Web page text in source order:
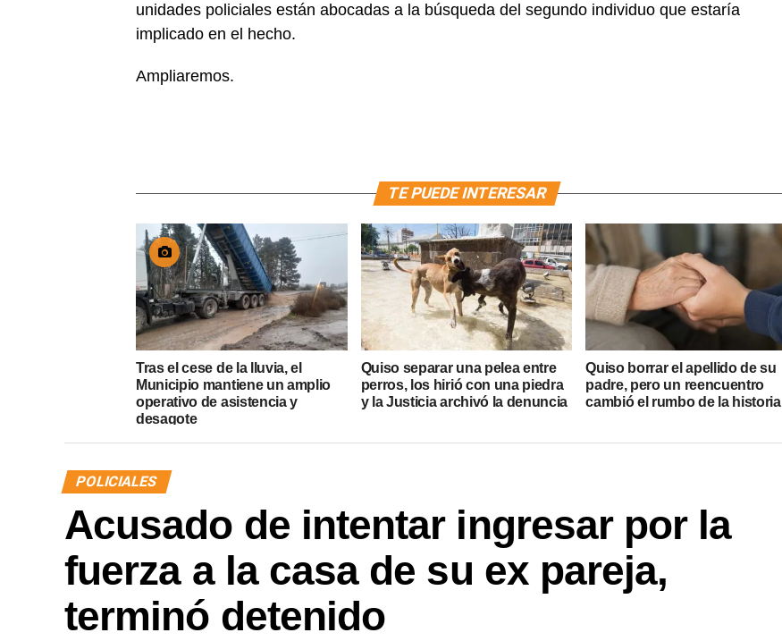
unidades policiales están abocadas a la búsqueda del segundo individuo que estaría
implicado en el hecho.
Ampliaremos.
TE PUEDE INTERESAR
Tras el cese de la lluvia, el
Municipio mantiene un amplio
operativo de asistencia y
desagote
Quiso separar una pelea entre
perros, los hirió con una piedra
y la Justicia archivó la denuncia
Quiso borrar el apellido de su
padre, pero un reencuentro
cambió el rumbo de la historia
POLICIALES
Acusado de intentar ingresar por la
fuerza a la casa de su ex pareja,
terminó detenido